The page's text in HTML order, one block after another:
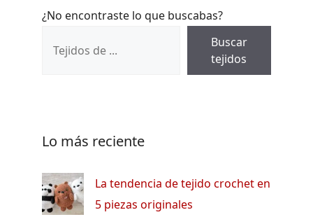
¿No encontraste lo que buscabas?
Buscar
tejidos
Lo más reciente
La tendencia de tejido crochet en
5 piezas originales